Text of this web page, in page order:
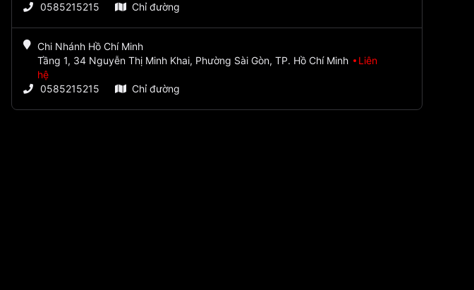
0585215215
Chỉ đường
Chi Nhánh Hồ Chí Minh
Tầng 1, 34 Nguyễn Thị Minh Khai, Phường Sài Gòn, TP. Hồ Chí Minh
Liên
hệ
0585215215
Chỉ đường